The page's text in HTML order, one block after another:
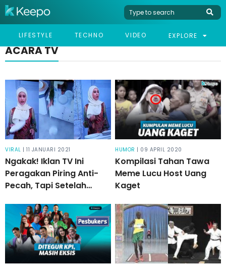
LIFESTYLE TECHNO VIDEO EXPLORE
ACARA TV
VIRAL | 11 JANUARI 2021
Ngakak! Iklan TV Ini
Peragakan Piring Anti-
Pecah, Tapi Setelah
Malu
HUMOR | 09 APRIL 2020
Kompilasi Tahan Tawa
Meme Lucu Host Uang
Kaget